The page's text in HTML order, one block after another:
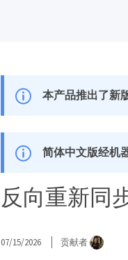
本产品推出了新
简体中文版经机
反向重新同
07/15/2026 贡献者